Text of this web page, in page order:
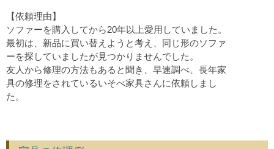
【依頼理由】
ソファーを購入してから20年以上愛用していました。
最初は、新品に買い替えようと考え、同じ形のソファ
ーを探していましたが見つかりませんでした。
友人から修理の方法もあると聞き、早速調べ、長年家
具の修理をされているいそべ家具さんに依頼しまし
た。